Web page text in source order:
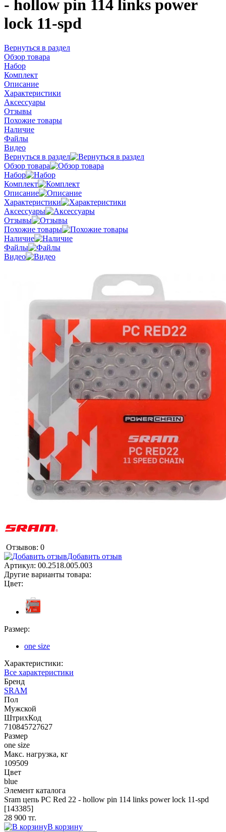
- hollow pin 114 links power
lock 11-spd
Вернуться в раздел
Обзор товара
Набор
Комплект
Описание
Характеристики
Аксессуары
Отзывы
Похожие товары
Наличие
Файлы
Видео
Вернуться в раздел
Обзор товара
Набор
Комплект
Описание
Характеристики
Аксессуары
Отзывы
Похожие товары
Наличие
Файлы
Видео
Отзывов: 0
Добавить отзыв
Артикул: 00.2518.005.003
Другие варианты товара:
Цвет:
Размер:
one size
Характеристики:
Все характеристики
Бренд
SRAM
Пол
Мужской
ШтрихКод
710845727627
Размер
one size
Макс. нагрузка, кг
109509
Цвет
blue
Элемент каталога
Sram цепь PC Red 22 - hollow pin 114 links power lock 11-spd
[143385]
28 900 тг.
В корзину